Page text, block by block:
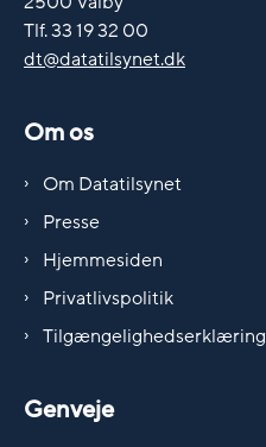
Tlf. 33 19 32 00
dt@datatilsynet.dk
Om os
Om Datatilsynet
Presse
Hjemmesiden
Privatlivspolitik
Tilgængelighedserklæring
Genveje